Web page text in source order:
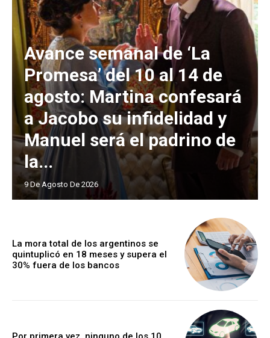
Avance semanal de ‘La
Promesa’ del 10 al 14 de
agosto: Martina confesará
a Jacobo su infidelidad y
Manuel será el padrino de
la...
9 De Agosto De 2026
La mora total de los argentinos se
quintuplicó en 18 meses y supera el
30% fuera de los bancos